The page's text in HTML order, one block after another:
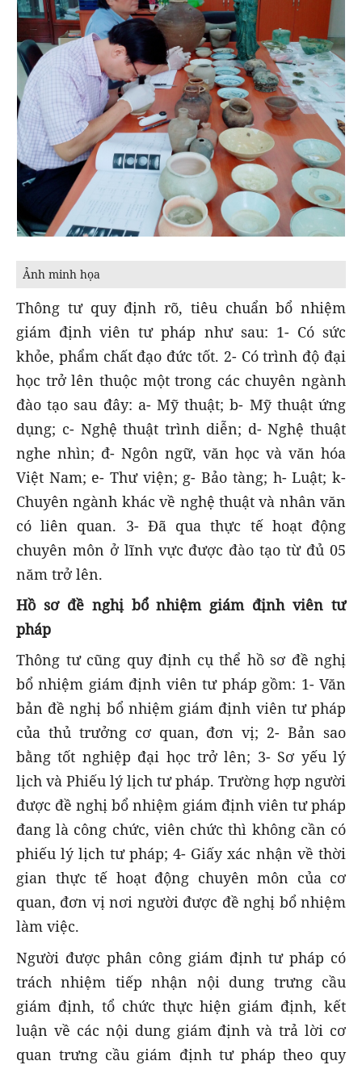
Ảnh minh họa
Thông tư quy định rõ, tiêu chuẩn bổ nhiệm
giám định viên tư pháp như sau: 1- Có sức
khỏe, phẩm chất đạo đức tốt. 2- Có trình độ đại
học trở lên thuộc một trong các chuyên ngành
đào tạo sau đây: a- Mỹ thuật; b- Mỹ thuật ứng
dụng; c- Nghệ thuật trình diễn; d- Nghệ thuật
nghe nhìn; đ- Ngôn ngữ, văn học và văn hóa
Việt Nam; e- Thư viện; g- Bảo tàng; h- Luật; k-
Chuyên ngành khác về nghệ thuật và nhân văn
có liên quan. 3- Đã qua thực tế hoạt động
chuyên môn ở lĩnh vực được đào tạo từ đủ 05
năm trở lên.
Hồ sơ đề nghị bổ nhiệm giám định viên tư
pháp
Thông tư cũng quy định cụ thể hồ sơ đề nghị
bổ nhiệm giám định viên tư pháp gồm: 1- Văn
bản đề nghị bổ nhiệm giám định viên tư pháp
của thủ trưởng cơ quan, đơn vị; 2- Bản sao
bằng tốt nghiệp đại học trở lên; 3- Sơ yếu lý
lịch và Phiếu lý lịch tư pháp. Trường hợp người
được đề nghị bổ nhiệm giám định viên tư pháp
đang là công chức, viên chức thì không cần có
phiếu lý lịch tư pháp; 4- Giấy xác nhận về thời
gian thực tế hoạt động chuyên môn của cơ
quan, đơn vị nơi người được đề nghị bổ nhiệm
làm việc.
Người được phân công giám định tư pháp có
trách nhiệm tiếp nhận nội dung trưng cầu
giám định, tổ chức thực hiện giám định, kết
luận về các nội dung giám định và trả lời cơ
quan trưng cầu giám định tư pháp theo quy